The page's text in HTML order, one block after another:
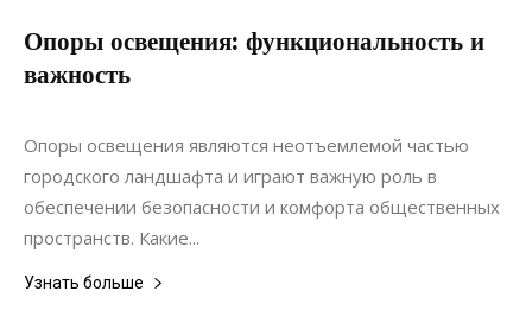
Опоры освещения: функциональность и
важность
14.06.2024
Опоры освещения являются неотъемлемой частью
городского ландшафта и играют важную роль в
обеспечении безопасности и комфорта общественных
пространств. Какие...
Узнать больше